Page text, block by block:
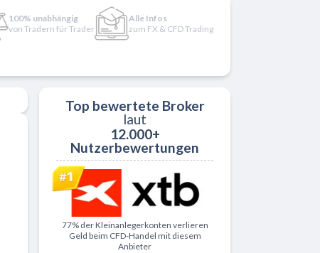
100% unabhängig
von Tradern für Trader
Alle Infos
zum FX & CFD Trading
Top bewertete Broker
laut
12.000+
Nutzerbewertungen
Zu XTB
77% der Kleinanlegerkonten verlieren
Geld beim CFD-Handel mit diesem
Anbieter